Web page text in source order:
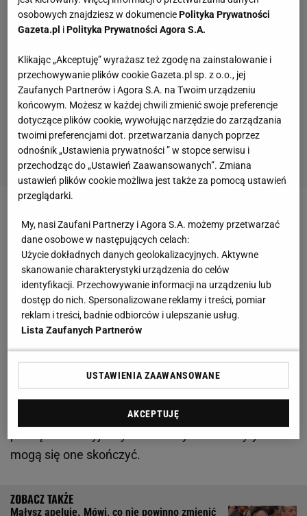
Zobacz wideo Euro 2024 bez Polski? PZPN reaguje.
"To jest najgorsze"
Urzędnicy zaorają skoki w Kazachstanie? Fatalne
informacje
Chodzi o drużynę Kazachstanu, która właściwie od
początku istnienia tego państwa bez większych
sukcesów próbuje zaistnieć w Pucharze Świata.
punkty do klasyfikacji Pucharu Narodów, to
mogą się one skończyć.
Małysz apeluje. Mówi, co nie powinno zmienić
osobowych znajdziesz w dokumenciePolityka Prywatności
Gazeta.pl iPolityka Prywatności Agora S.A.
Klikając „Akceptuję” wyrażasz też zgodę na zainstalowanie i
przechowywanie plików cookie Gazeta.pl sp. z o.o., jej
Zaufanych Partnerów i Agora S.A. na Twoim urządzeniu
końcowym. Możesz w każdej chwili zmienić swoje preferencje
dotyczące plików cookie, wywołując narzędzie do zarządzania
twoimi preferencjami dot. przetwarzania danych poprzez
odnośnik „Ustawienia prywatności ” w stopce serwisu i
przechodząc do „Ustawień Zaawansowanych”. Zmiana
ustawień plików cookie możliwa jest także za pomocą ustawień
przeglądarki.
My, nasi Zaufani Partnerzy i Agora S.A. możemy przetwarzać
dane osobowe w następujących celach:
Użycie dokładnych danych geolokalizacyjnych. Aktywne
skanowanie charakterystyki urządzenia do celów
identyfikacji. Przechowywanie informacji na urządzeniu lub
dostęp do nich. Spersonalizowane reklamy i treści, pomiar
reklam i treści, badnie odbiorców i ulepszanie usług.
Lista Zaufanych Partnerów
USTAWIENIA ZAAWANSOWANE
AKCEPTUJĘ